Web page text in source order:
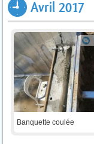
Avril 2017
Banquette coulée